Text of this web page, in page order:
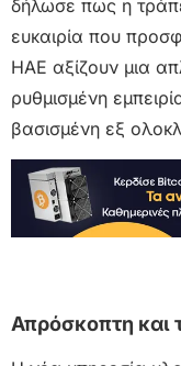
δήλωσε πως η
ευκαιρία που
ΗΑΕ αξίζουν μια
ρυθμισμένη
βασισμένη εξ
Απρόσκοπτη και